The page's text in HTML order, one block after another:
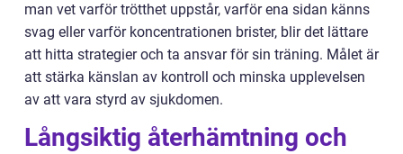
man vet varför trötthet uppstår, varför ena sidan känns
svag eller varför koncentrationen brister, blir det lättare
att hitta strategier och ta ansvar för sin träning. Målet är
att stärka känslan av kontroll och minska upplevelsen
av att vara styrd av sjukdomen.
Långsiktig återhämtning och